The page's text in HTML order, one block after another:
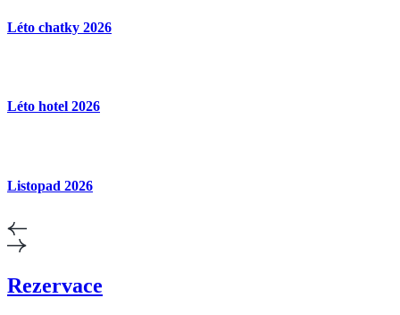
Léto chatky 2026
Léto hotel 2026
Listopad 2026
Rezervace